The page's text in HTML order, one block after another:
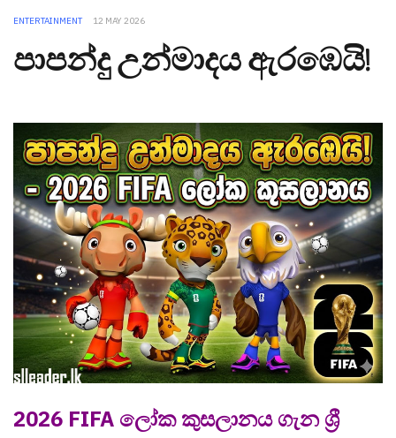
ENTERTAINMENT 12 MAY 2026
පාපන්දු උන්මාදය ඇරඹෙයි!
2026 FIFA ලෝක කුසලානය ගැන ශ්‍රී